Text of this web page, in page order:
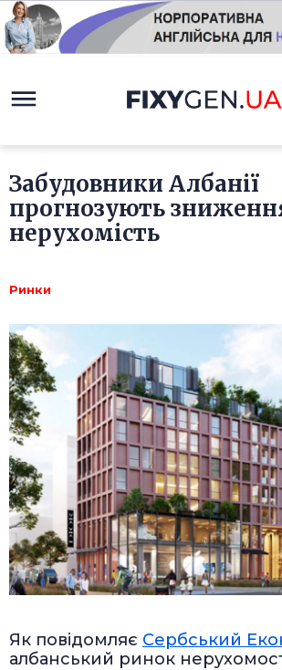
Забудовники Албанії
прогнозують
нерухомість
Ринки
Як повідомляє Сербський
албанський ринок